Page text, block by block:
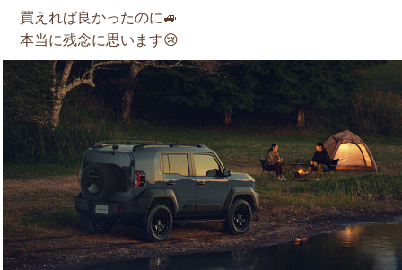
買えれば良かったのに🚙
本当に残念に思います😢